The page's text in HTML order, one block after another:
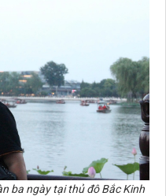
ba ngày tại thủ đô Bắc Kinh